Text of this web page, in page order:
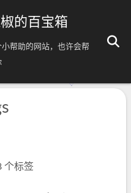
的百宝箱
帮助的网站，也许会帮
个标签